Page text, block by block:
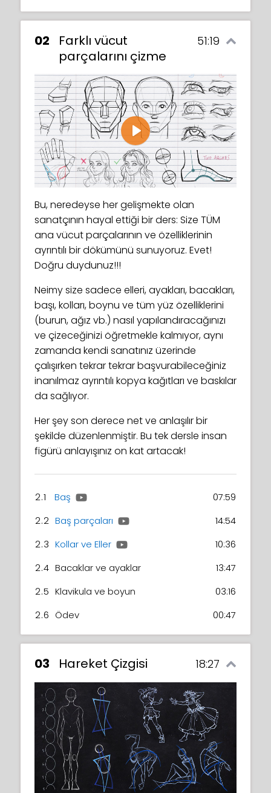
02
Farklı vücut
parçalarını çizme
51:19
Play
Bu, neredeyse her gelişmekte olan
sanatçının hayal ettiği bir ders: Size TÜM
ana vücut parçalarının ve özelliklerinin
ayrıntılı bir dökümünü sunuyoruz. Evet!
Doğru duydunuz!!!
Neimy size sadece elleri, ayakları, bacakları,
başı, kolları, boynu ve tüm yüz özelliklerini
(burun, ağız vb.) nasıl yapılandıracağınızı
ve çizeceğinizi öğretmekle kalmıyor, aynı
zamanda kendi sanatınız üzerinde
çalışırken tekrar tekrar başvurabileceğiniz
inanılmaz ayrıntılı kopya kağıtları ve baskılar
da sağlıyor.
Her şey son derece net ve anlaşılır bir
şekilde düzenlenmiştir. Bu tek dersle insan
figürü anlayışınız on kat artacak!
2.1 Baş
07:59
2.2 Baş parçaları
14:54
2.3 Kollar ve Eller
10:36
2.4 Bacaklar ve ayaklar
13:47
2.5 Klavikula ve boyun
03:16
2.6 Ödev 00:47
03 Hareket Çizgisi 18:27